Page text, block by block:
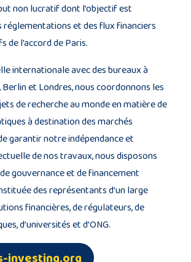
non lucratif dont l’objectif est
réglementations et des flux financiers
de l’accord de Paris.
internationale avec des bureaux à
Berlin et Londres, nous coordonnons les
de recherche au monde en matière de
à destination des marchés
garantir notre indépendance et
de nos travaux, nous disposons
gouvernance et de financement
des représentants d’un large
financières, de régulateurs, de
d’universités et d’ONG.
investing.org